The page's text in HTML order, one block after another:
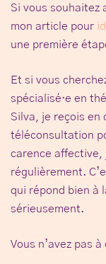
Si vous souhaitez
mon article pour
une première
Et si vous
spécialisé·e en
Silva, je reçois en
téléconsultation
carence affective,
régulièrement.
qui répond bien à
sérieusement.
Vous n’avez pas